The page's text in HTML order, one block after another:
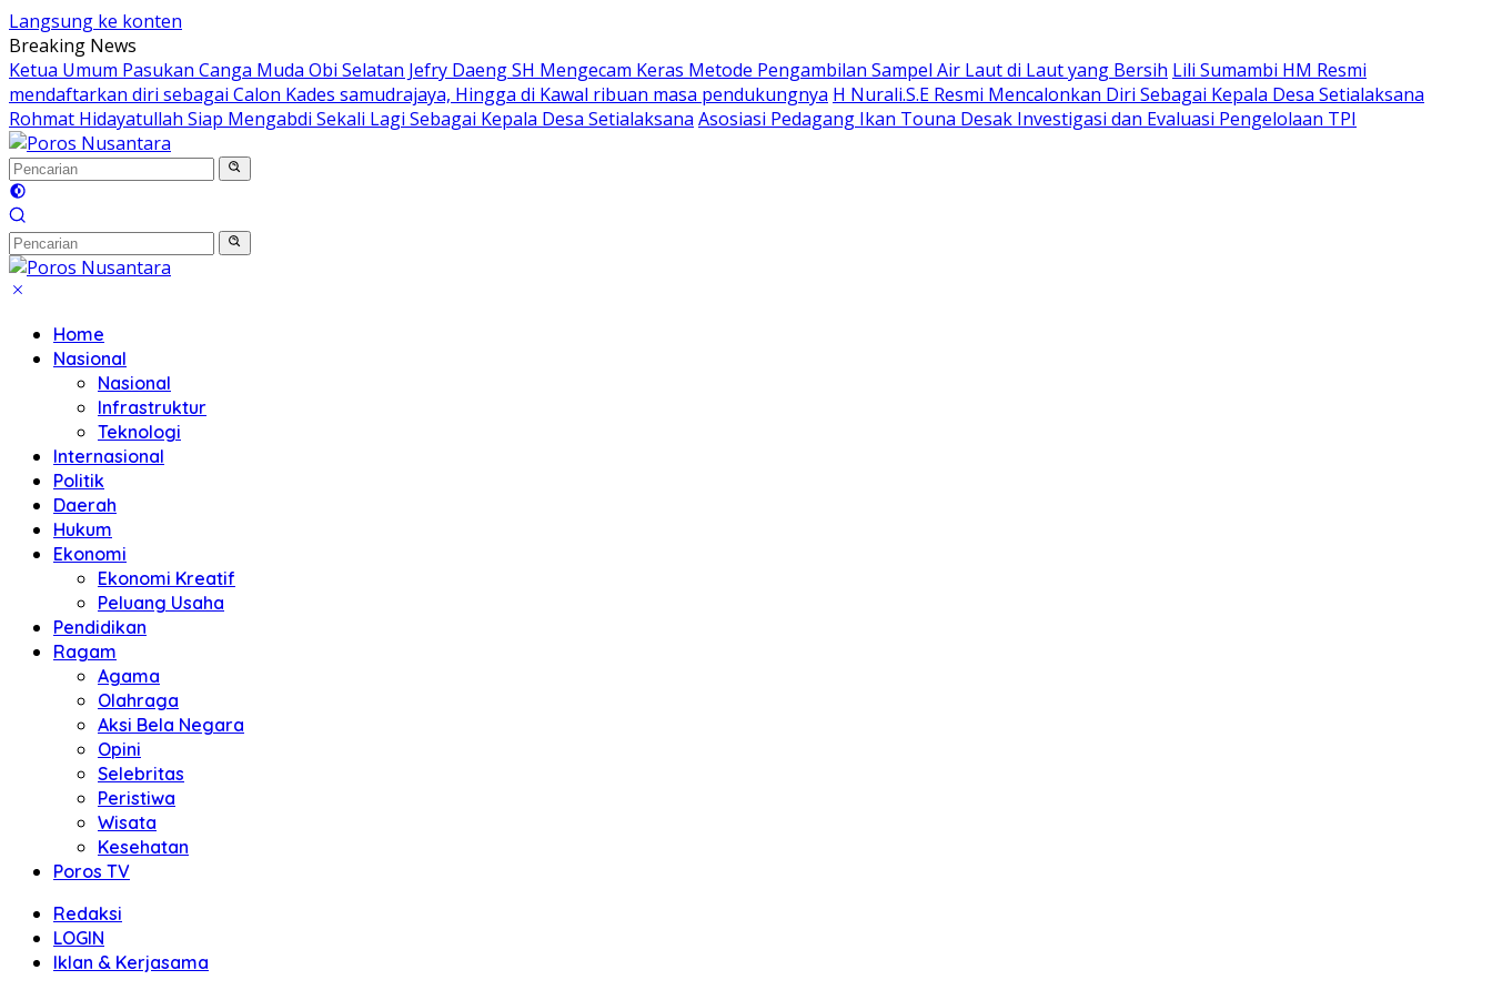
Langsung ke konten
Breaking News
Ketua Umum Pasukan Canga Muda Obi Selatan Jefry Daeng SH Mengecam Keras Metode Pengambilan Sampel Air Laut di Laut yang Bersih Lili Sumambi HM Resmi
mendaftarkan diri sebagai Calon Kades samudrajaya, Hingga di Kawal ribuan masa pendukungnya H Nurali.S.E Resmi Mencalonkan Diri Sebagai Kepala Desa Setialaksana
Rohmat Hidayatullah Siap Mengabdi Sekali Lagi Sebagai Kepala Desa Setialaksana Asosiasi Pedagang Ikan Touna Desak Investigasi dan Evaluasi Pengelolaan TPI
Home
Nasional
Nasional
Infrastruktur
Teknologi
Internasional
Politik
Daerah
Hukum
Ekonomi
Ekonomi Kreatif
Peluang Usaha
Pendidikan
Ragam
Agama
Olahraga
Aksi Bela Negara
Opini
Selebritas
Peristiwa
Wisata
Kesehatan
Poros TV
Redaksi
LOGIN
Iklan & Kerjasama